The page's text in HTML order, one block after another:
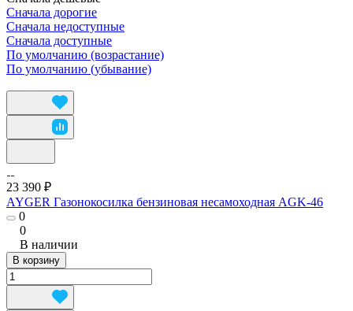
Сначала дорогие
Сначала недоступные
Сначала доступные
По умолчанию (возрастание)
По умолчанию (убывание)
23 390 ₽
AYGER Газонокосилка бензиновая несамоходная AGK-46
0
0
В наличии
В корзину